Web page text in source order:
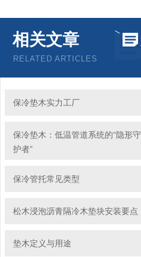
相关文章
RELATED ARTICLES
保冷垫木实力工厂
保冷垫木：低温管道系统的“隐形守
护者”
保冷管托常见类型
松木浸泡沥青隔冷木垫块安装要点
垫木定义与用途